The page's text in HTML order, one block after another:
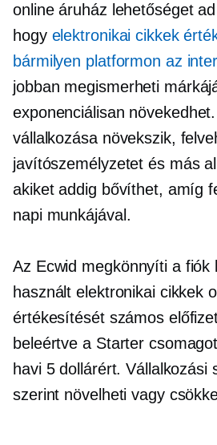
online áruház lehetőséget
hogy elektronikai cikkek
bármilyen platformon az
jobban megismerheti
exponenciálisan
vállalkozása növekszik,
javítószemélyzetet és más
akiket addig bővíthet, amíg
napi munkájával.
Az Ecwid megkönnyíti a fiók
használt elektronikai cikkek
értékesítését számos
beleértve a Starter
havi 5 dollárért. Vállalkozási
szerint növelheti vagy